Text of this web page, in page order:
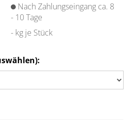
Nach Zahlungseingang ca. 8
- 10 Tage
- kg je Stück